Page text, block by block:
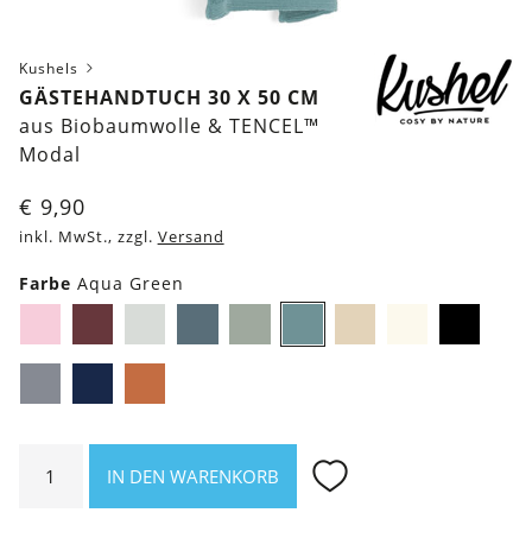
Kushels
GÄSTEHANDTUCH 30 X 50 CM
aus Biobaumwolle & TENCEL™
Modal
€ 9,90
inkl. MwSt., zzgl. Versand
Farbe Aqua Green
Rosé Red
greenPetrolSage GreenBeige
WhiteBlack
Grey Blue Cotta
IN DEN WARENKORB